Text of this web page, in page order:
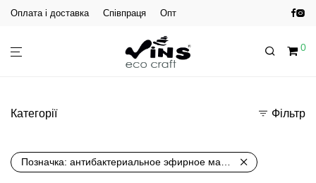
Оплата і доставка Співпраця Опт
0
Категорії Фільтр
Позначка: антибактериальное эфирное масло